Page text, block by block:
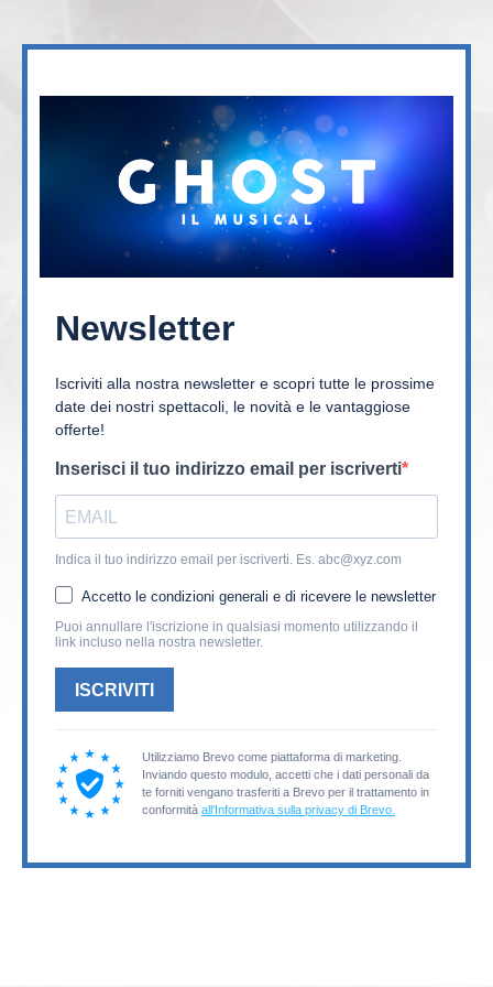
Newsletter
Iscriviti alla nostra newsletter e scopri tutte le prossime
date dei nostri spettacoli, le novità e le vantaggiose
offerte!
Inserisci il tuo indirizzo email per iscriverti
Indica il tuo indirizzo email per iscriverti. Es. abc@xyz.com
Accetto le condizioni generali e di ricevere le newsletter
Puoi annullare l'iscrizione in qualsiasi momento utilizzando il
link incluso nella nostra newsletter.
ISCRIVITI
Utilizziamo Brevo come piattaforma di marketing.
Inviando questo modulo, accetti che i dati personali da
te forniti vengano trasferiti a Brevo per il trattamento in
conformità all'Informativa sulla privacy di Brevo.